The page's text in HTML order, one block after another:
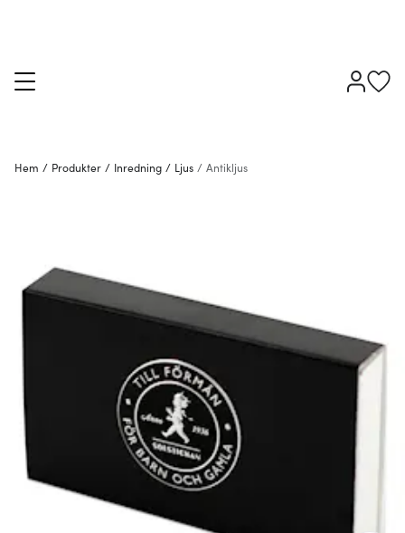
Hem / Produkter / Inredning / Ljus / Antikljus